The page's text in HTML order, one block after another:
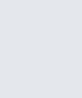
tuotteita, ja